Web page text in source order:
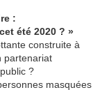
:
été 2020 ? »
construite à
partenariat
?
masquées